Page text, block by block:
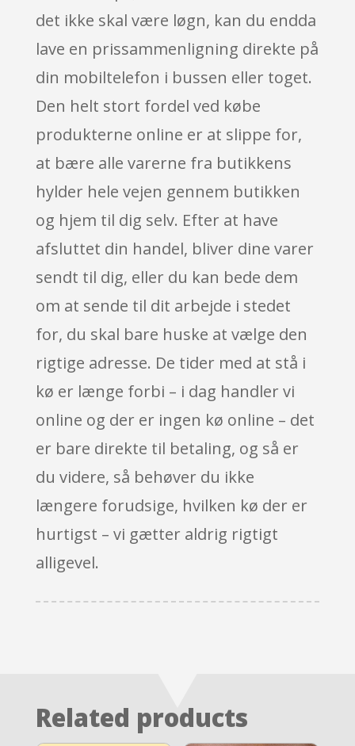
det ikke skal være løgn, kan du endda
lave en prissammenligning direkte på
din mobiltelefon i bussen eller toget.
Den helt stort fordel ved købe
produkterne online er at slippe for,
at bære alle varerne fra butikkens
hylder hele vejen gennem butikken
og hjem til dig selv. Efter at have
afsluttet din handel, bliver dine varer
sendt til dig, eller du kan bede dem
om at sende til dit arbejde i stedet
for, du skal bare huske at vælge den
rigtige adresse. De tider med at stå i
kø er længe forbi – i dag handler vi
online og der er ingen kø online – det
er bare direkte til betaling, og så er
du videre, så behøver du ikke
længere forudsige, hvilken kø der er
hurtigst – vi gætter aldrig rigtigt
alligevel.
Related products